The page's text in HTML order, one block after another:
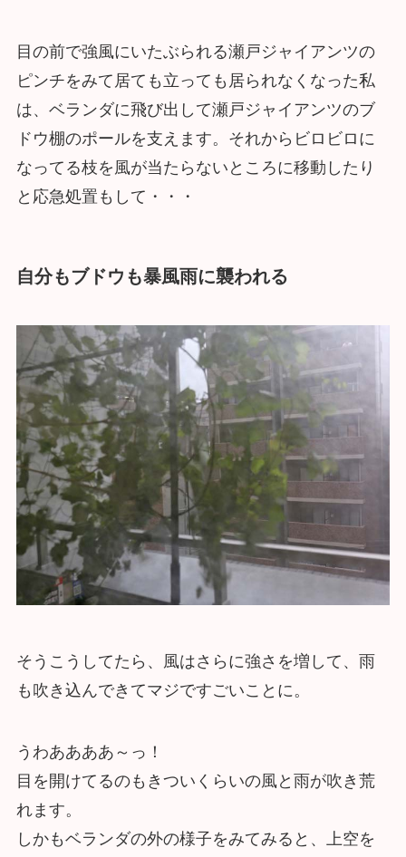
目の前で強風にいたぶられる瀬戸ジャイアンツの
ピンチをみて居ても立っても居られなくなった私
は、ベランダに飛び出して瀬戸ジャイアンツのブ
ドウ棚のポールを支えます。それからビロビロに
なってる枝を風が当たらないところに移動したり
と応急処置もして・・・
自分もブドウも暴風雨に襲われる
そうこうしてたら、風はさらに強さを増して、雨
も吹き込んできてマジですごいことに。
うわああああ～っ！
目を開けてるのもきついくらいの風と雨が吹き荒
れます。
しかもベランダの外の様子をみてみると、上空を